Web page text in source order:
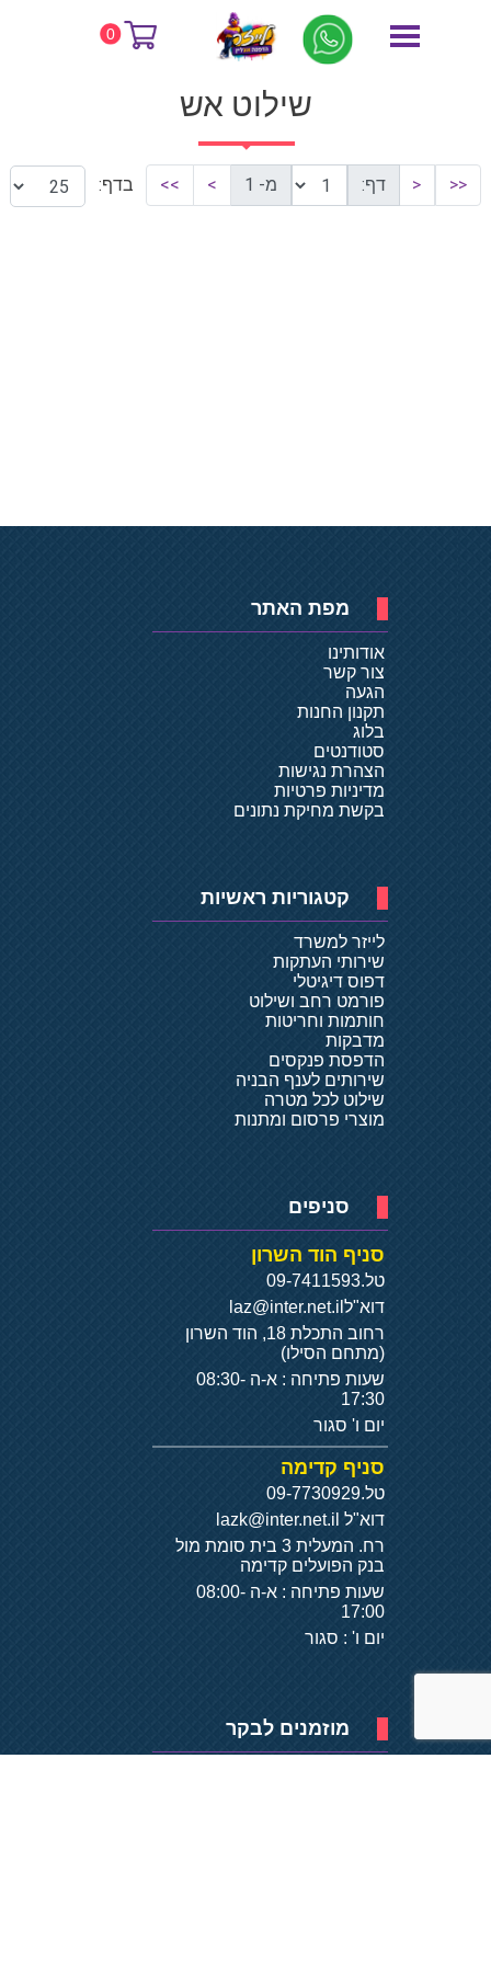
0 דף הבית שילוט אש
שילוט אש
<<
< דף: מ- 1 >
>> בדף:
מפת האתר
אודותינו
צור קשר
הגעה
תקנון החנות
בלוג
סטודנטים
הצהרת נגישות
מדיניות פרטיות
בקשת מחיקת נתונים
קטגוריות ראשיות
לייזר למשרד
שירותי העתקות
דפוס דיגיטלי
פורמט רחב ושילוט
חותמות וחריטות
מדבקות
הדפסת פנקסים
שירותים לענף הבניה
שילוט לכל מטרה
מוצרי פרסום ומתנות
סניפים
סניף הוד השרון
טל.09-7411593
דוא"ל laz@inter.net.il
רחוב התכלת 18, הוד השרון
(מתחם הסילו)
שעות פתיחה : א-ה 08:30-
17:30
יום ו' סגור
סניף קדימה
טל.09-7730929
דוא"ל
רח. המעלית 3 בית סומת מול
בנק הפועלים קדימה
שעות פתיחה : א-ה 08:00-
17:00
יום ו' : סגור
מוזמנים לבקר